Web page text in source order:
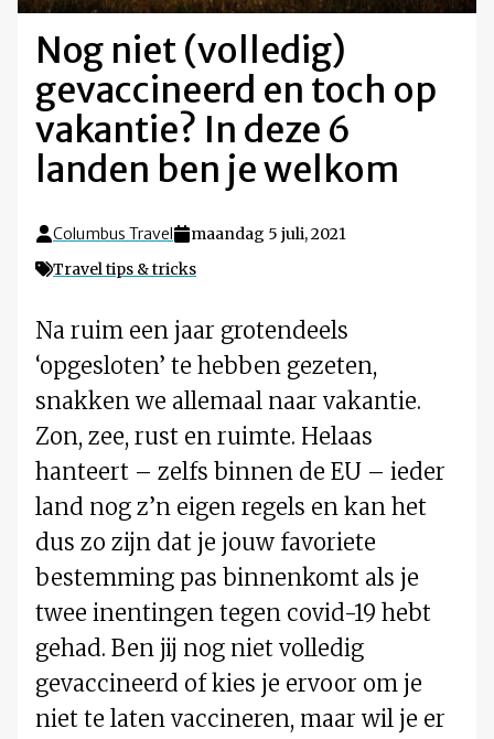
Nog niet (volledig)
gevaccineerd en toch op
vakantie? In deze 6
landen ben je welkom
Columbus Travel
maandag 5 juli, 2021
Travel tips & tricks
Na ruim een jaar grotendeels
‘opgesloten’ te hebben gezeten,
snakken we allemaal naar vakantie.
Zon, zee, rust en ruimte. Helaas
hanteert – zelfs binnen de EU – ieder
land nog z’n eigen regels en kan het
dus zo zijn dat je jouw favoriete
bestemming pas binnenkomt als je
twee inentingen tegen covid-19 hebt
gehad. Ben jij nog niet volledig
gevaccineerd of kies je ervoor om je
niet te laten vaccineren, maar wil je er